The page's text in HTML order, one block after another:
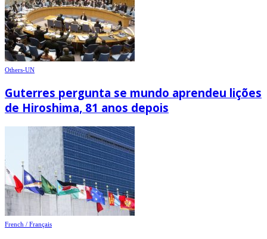
Others-UN
Guterres pergunta se mundo aprendeu lições
de Hiroshima, 81 anos depois
French / Français